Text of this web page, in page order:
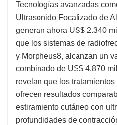
Tecnologías avanzadas
Ultrasonido Focalizado de
generan ahora US$ 2.340
que los sistemas de
y Morpheus8, alcanzan un
combinado de US$ 4.870
revelan que los
ofrecen resultados
estiramiento cutáneo con
profundidades de